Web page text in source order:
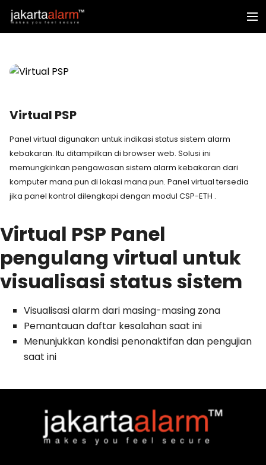
Virtual PSP
Panel virtual digunakan untuk indikasi status sistem alarm
kebakaran. Itu ditampilkan di browser web. Solusi ini
memungkinkan pengawasan sistem alarm kebakaran dari
komputer mana pun di lokasi mana pun. Panel virtual tersedia
jika panel kontrol dilengkapi dengan modul CSP-ETH .
Virtual PSP Panel
pengulang virtual untuk
visualisasi status sistem
Visualisasi alarm dari masing-masing zona
Pemantauan daftar kesalahan saat ini
Menunjukkan kondisi penonaktifan dan pengujian
saat ini